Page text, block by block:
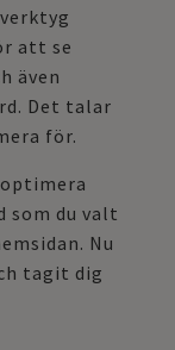
att se
även
Det talar
för.
optimera
som du valt
Nu
tagit dig